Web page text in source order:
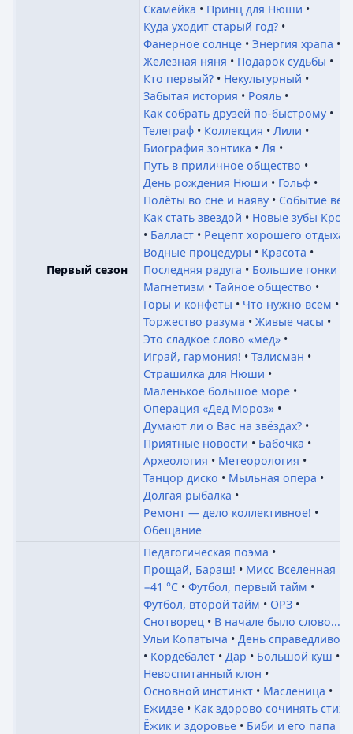
Первый сезон
Скамейка
Принц для Нюши
Куда уходит старый год?
Фанерное солнце
Энергия храпа
Железная няня
Подарок судьбы
Кто первый?
Некультурный
Забытая история
Рояль
Как собрать друзей по-быстрому
Телеграф
Коллекция
Лили
Биография зонтика
Ля
Путь в приличное общество
День рождения Нюши
Гольф
Полёты во сне и наяву
Событие
Как стать звездой
Новые зубы
Балласт
Рецепт хорошего отдыха
Водные процедуры
Красота
Последняя радуга
Большие гонки
Магнетизм
Тайное общество
Горы и конфеты
Что нужно всем
Торжество разума
Живые часы
Это сладкое слово «мёд»
Играй, гармония!
Талисман
Страшилка для Нюши
Маленькое большое море
Операция «Дед Мороз»
Думают ли о Вас на звёздах?
Приятные новости
Бабочка
Археология
Метеорология
Танцор диско
Мыльная опера
Долгая рыбалка
Ремонт — дело коллективное!
Обещание
Педагогическая поэма
Прощай, Бараш!
Мисс Вселенная
−41 °C
Футбол, первый тайм
Футбол, второй тайм
ОРЗ
Снотворец
В начале было слово...
Ульи Копатыча
День
Кордебалет
Дар
Большой куш
Невоспитанный клон
Основной инстинкт
Масленица
Ежидзе
Как здорово сочинять стихи
Ёжик и здоровье
Биби и его папа